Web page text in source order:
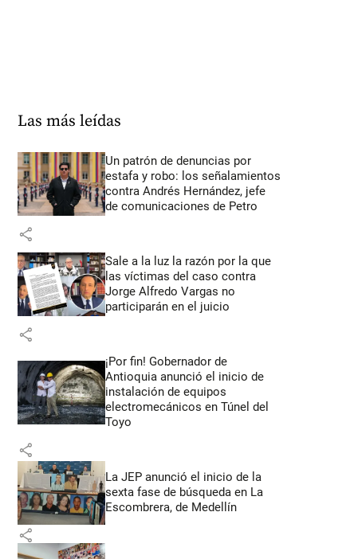
Las más leídas
Un patrón de denuncias por
estafa y robo: los señalamientos
contra Andrés Hernández, jefe
de comunicaciones de Petro
share
Sale a la luz la razón por la que
las víctimas del caso contra
Jorge Alfredo Vargas no
participarán en el juicio
share
¡Por fin! Gobernador de
Antioquia anunció el inicio de
instalación de equipos
electromecánicos en Túnel del
Toyo
share
La JEP anunció el inicio de la
sexta fase de búsqueda en La
Escombrera, de Medellín
share